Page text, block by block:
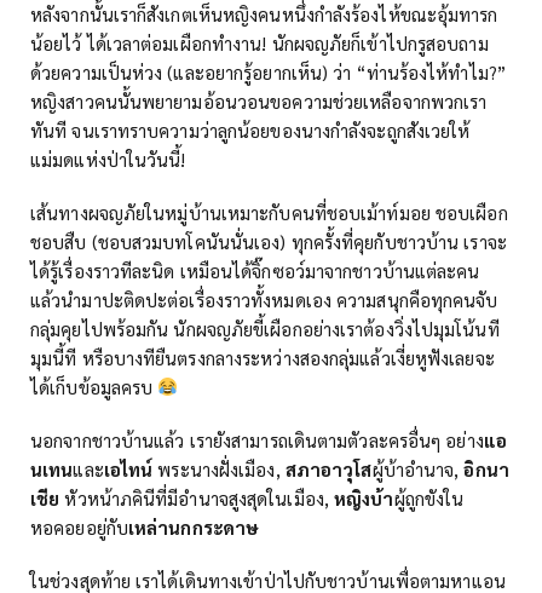
หลังจากนั้นเราก็สังเกตเห็นหญิงคนหนึ่งกำลังร้องไห้ขณะอุ้มทารก
น้อยไว้ ได้เวลาต่อมเผือกทำงาน! นักผจญภัยก็เข้าไปกรูสอบถาม
ด้วยความเป็นห่วง (และอยากรู้อยากเห็น) ว่า “ท่านร้องไห้ทำไม?”
หญิงสาวคนนั้นพยายามอ้อนวอนขอความช่วยเหลือจากพวกเรา
ทันที จนเราทราบความว่าลูกน้อยของนางกำลังจะถูกสังเวยให้
แม่มดแห่งป่าในวันนี้!
เส้นทางผจญภัยในหมู่บ้านเหมาะกับคนที่ชอบเม้าท์มอย ชอบเผือก
ชอบสืบ (ชอบสวมบทโคนันนั่นเอง) ทุกครั้งที่คุยกับชาวบ้าน เราจะ
ได้รู้เรื่องราวทีละนิด เหมือนได้จิ๊กซอว์มาจากชาวบ้านแต่ละคน
แล้วนำมาปะติดปะต่อเรื่องราวทั้งหมดเอง ความสนุกคือทุกคนจับ
กลุ่มคุยไปพร้อมกัน นักผจญภัยขี้เผือกอย่างเราต้องวิ่งไปมุมโน้นที
มุมนี้ที หรือบางทียืนตรงกลางระหว่างสองกลุ่มแล้วเงี่ยหูฟังเลยจะ
ได้เก็บข้อมูลครบ
นอกจากชาวบ้านแล้ว เรายังสามารถเดินตามตัวละครอื่นๆ อย่างแอ
นเทนและเอไทน์พระนางฝั่งเมือง, สภาอาวุโสผู้บ้าอำนาจ,อิกนา
เชียหัวหน้าภคินีที่มีอำนาจสูงสุดในเมือง,หญิงบ้าผู้ถูกขังใน
หอคอยอยู่กับเหล่านกกระดาษ
ในช่วงสุดท้าย เราได้เดินทางเข้าป่าไปกับชาวบ้านเพื่อตามหาแอน